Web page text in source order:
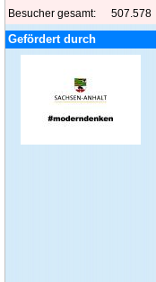
Besucher gesamt: 507.578
Gefördert durch